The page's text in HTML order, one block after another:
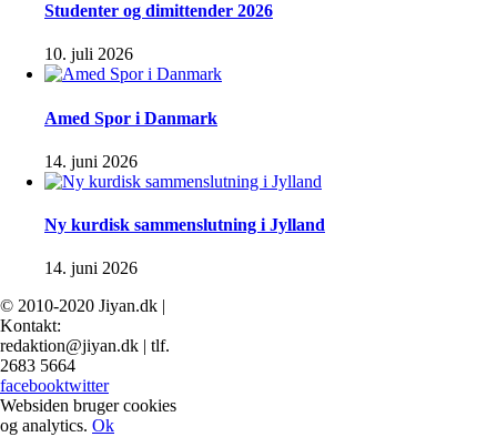
Studenter og dimittender 2026
10. juli 2026
Amed Spor i Danmark
14. juni 2026
Ny kurdisk sammenslutning i Jylland
14. juni 2026
© 2010-2020 Jiyan.dk |
Kontakt:
redaktion@jiyan.dk | tlf.
2683 5664
facebooktwitter
Websiden bruger cookies
og analytics. Ok